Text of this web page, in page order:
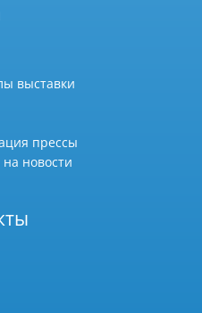
выставки
прессы
новости